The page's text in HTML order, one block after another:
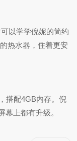
以学学倪妮的简约
热水器，住着更安
搭配4GB内存。倪
上都有升级。